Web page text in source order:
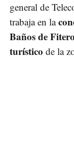
general de
trabaja en la
Baños de Fitero
turístico de la